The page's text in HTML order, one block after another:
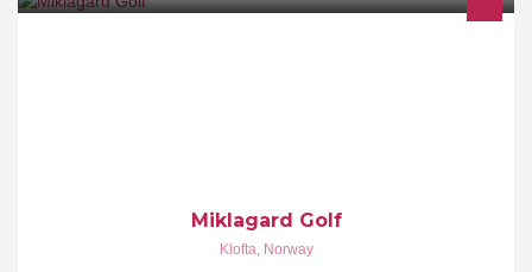
Miklagard Golf
Klofta, Norway